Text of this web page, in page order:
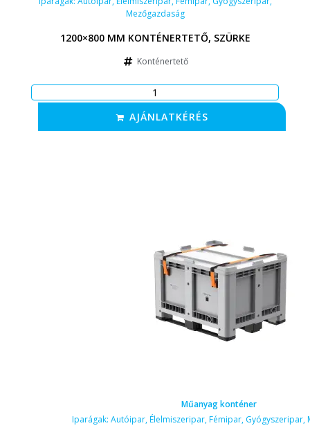
Mezőgazdaság
1200×800 MM KONTÉNERTETŐ, SZÜRKE
Konténertető
AJÁNLATKÉRÉS
Műanyag konténer
Iparágak: Autóipar,Élelmiszeripar,Fémipar, Gyógyszeripar,